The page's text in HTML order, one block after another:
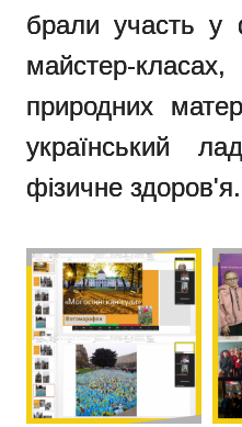
брали участь у
майстер-
природних
український
фізичне здоров'я.